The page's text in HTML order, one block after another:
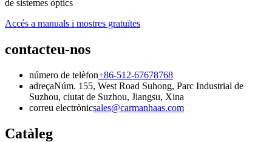
de sistemes òptics
Accés a manuals i mostres gratuïtes
contacteu-nos
número de telèfon+86-512-67678768
adreçaNúm. 155, West Road Suhong, Parc Industrial de
Suzhou, ciutat de Suzhou, Jiangsu, Xina
correu electrònicsales@carmanhaas.com
Catàleg